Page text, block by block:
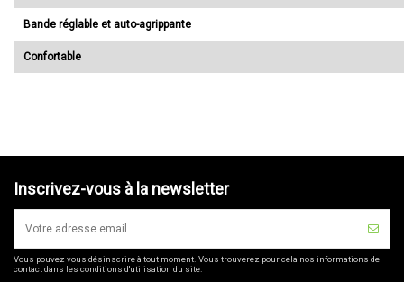
Bande réglable et auto-agrippante
Confortable
Inscrivez-vous à la newsletter
Vous pouvez vous désinscrire à tout moment. Vous trouverez pour cela nos informations de
contact dans les conditions d'utilisation du site.